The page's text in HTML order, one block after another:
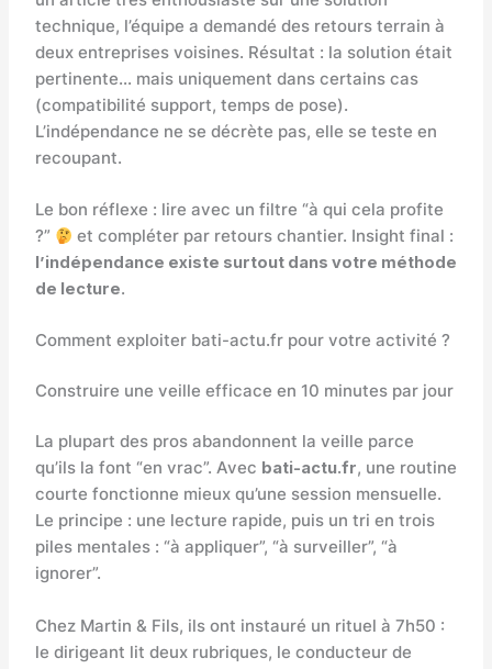
technique, l’équipe a demandé des retours terrain à
deux entreprises voisines. Résultat : la solution était
pertinente… mais uniquement dans certains cas
(compatibilité support, temps de pose).
L’indépendance ne se décrète pas, elle se teste en
recoupant.
Le bon réflexe : lire avec un filtre “à qui cela profite
?”
et compléter par retours chantier. Insight final :
l’indépendance existe surtout dans votre méthode
de lecture.
Comment exploiter bati-actu.fr pour votre activité ?
Construire une veille efficace en 10 minutes par jour
La plupart des pros abandonnent la veille parce
qu’ils la font “en vrac”. Avec bati-actu.fr, une routine
courte fonctionne mieux qu’une session mensuelle.
Le principe : une lecture rapide, puis un tri en trois
piles mentales : “à appliquer”, “à surveiller”, “à
ignorer”.
Chez Martin & Fils, ils ont instauré un rituel à 7h50 :
le dirigeant lit deux rubriques, le conducteur de